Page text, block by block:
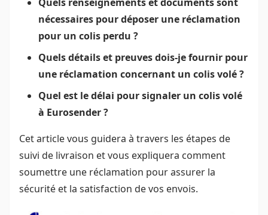
nécessaires pour déposer une réclamation
pour un colis perdu ?
Quels détails et preuves dois-je fournir pour
une réclamation concernant un colis volé ?
Quel est le délai pour signaler un colis volé
à Eurosender ?
Cet article vous guidera à travers les étapes de
suivi de livraison et vous expliquera comment
soumettre une réclamation pour assurer la
sécurité et la satisfaction de vos envois.